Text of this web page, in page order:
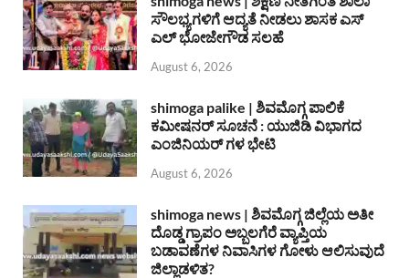
ಸೌಲಭ್ಯಗಳಿಗೆ ಆದ್ಯತೆ ನೀಡಲು ಶಾಸಕ ಎಸ್
ಎಲ್ ಭೋಜೇಗೌಡ ಸಲಹೆ
August 6, 2026
shimoga palike | ಶಿವಮೊಗ್ಗ ಪಾಲಿಕೆ
ಕಮೀಷನರ್ ಸೂಚನೆ : ಯುಜಿಡಿ ವಿಭಾಗದ
ಎಂಜಿನಿಯರ್ ಗಳ ಭೇಟಿ
August 6, 2026
shimoga news | ಶಿವಮೊಗ್ಗ ಜಿಲ್ಲೆಯ ಅತೀ
ದೊಡ್ಡ ಗ್ರಾಪಂ ಅಬ್ಬಲಗೆರೆ ವ್ಯಾಪ್ತಿಯ
ಬಡಾವಣೆಗಳ ನಿವಾಸಿಗಳ ಗೋಳು ಆಲಿಸುವುದೆ
ಜಿಲ್ಲಾಡಳಿತ?